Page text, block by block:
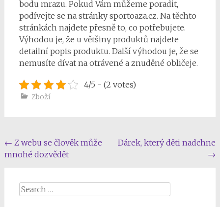
bodu mrazu. Pokud Vám můžeme poradit,
podívejte se na stránky sportoaza.cz. Na těchto
stránkách najdete přesně to, co potřebujete.
Výhodou je, že u většiny produktů najdete
detailní popis produktu. Další výhodou je, že se
nemusíte dívat na otrávené a znuděné obličeje.
4/5 - (2 votes)
Zboží
Post
navigation
← Z webu se člověk může
mnohé dozvědět
Dárek, který děti nadchne
→
Search
for: